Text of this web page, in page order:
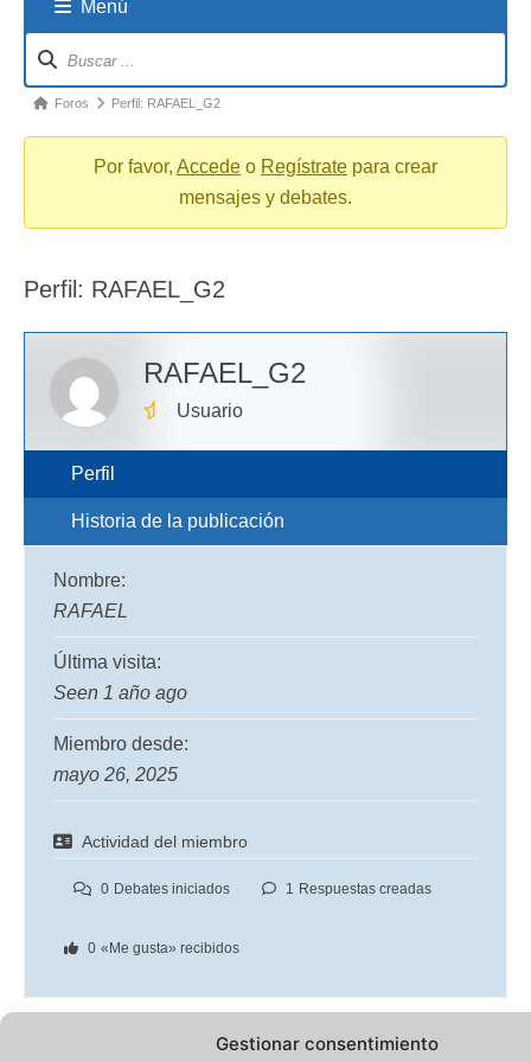
Gestionar consentimiento
Menú
You
Foros Perfil: RAFAEL_G2
Por favor, Accede o Regístrate para crear
mensajes y debates.
Perfil: RAFAEL_G2
RAFAEL_G2
Usuario
Perfil
Historia de la publicación
Nombre:
RAFAEL
Última visita:
Seen 1 año ago
Miembro desde:
mayo 26, 2025
Actividad del miembro
0 Debates iniciados 1 Respuestas creadas
0 «Me gusta» recibidos